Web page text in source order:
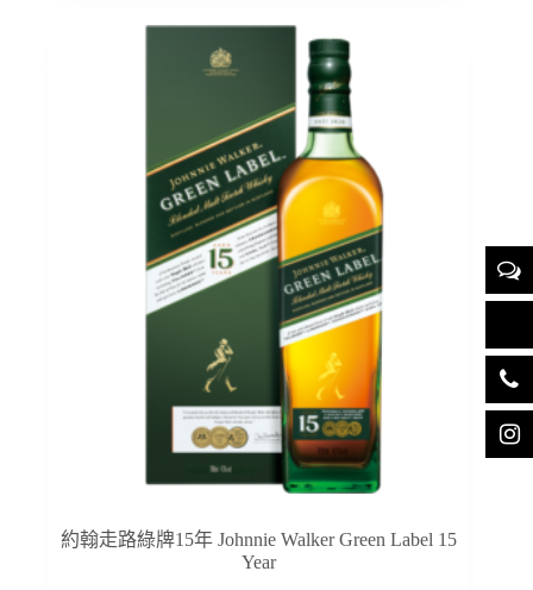
約翰走路綠牌15年 Johnnie Walker Green Label 15
Year